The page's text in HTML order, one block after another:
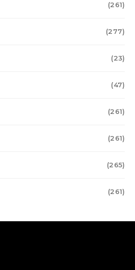
(261)
(277)
(23)
(47)
(261)
(261)
(265)
(261)